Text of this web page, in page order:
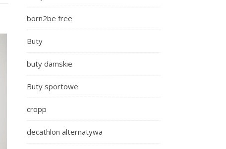
born2be free
Buty
buty damskie
Buty sportowe
cropp
decathlon alternatywa